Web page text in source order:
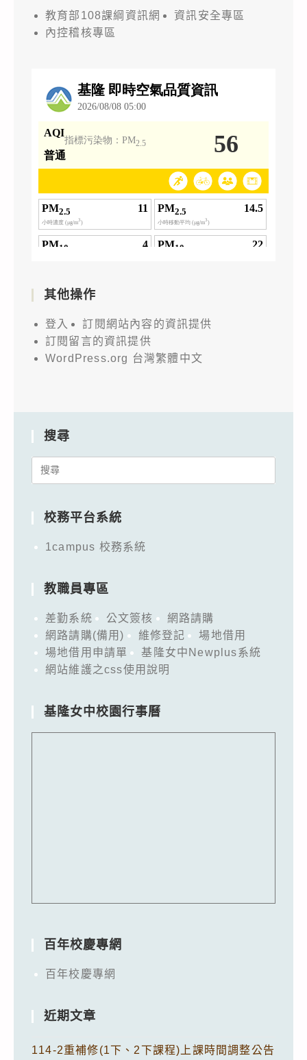
教育部108課綱資訊網
資訊安全專區
內控稽核專區
其他操作
登入
訂閱網站內容的資訊提供
訂閱留言的資訊提供
WordPress.org 台灣繁體中文
搜尋
Search
校務平台系統
1campus 校務系統
教職員專區
差勤系統 公文簽核
網路請購
網路請購(備用)
維修登記
場地借用
場地借用申請單
基隆女中Newplus系統
網站維護之css使用說明
基隆女中校園行事曆
百年校慶專網
百年校慶專網
近期文章
114-2重補修(1下、2下課程)上課時間調整公告